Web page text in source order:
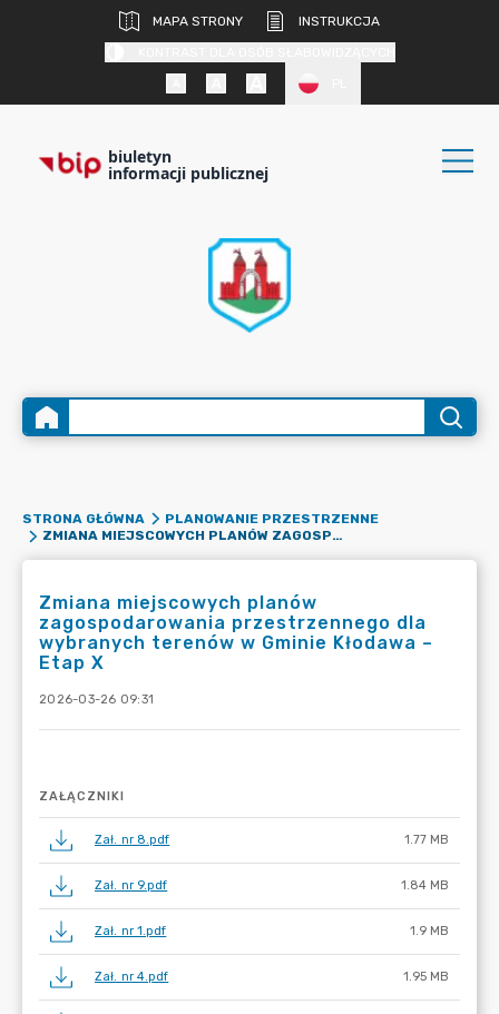
MAPA STRONY
INSTRUKCJA
biuletyn
informacji publicznej
STRONA GŁÓWNA
PLANOWANIE PRZESTRZENNE
ZMIANA MIEJSCOWYCH PLANÓW ZAGOSPODAROWANIA PRZESTRZENNEGO DLA WYBRANYCH TERENÓW W GMINIE KŁODAWA – ETAP X
Zmiana miejscowych planów
zagospodarowania przestrzennego dla
wybranych terenów w Gminie Kłodawa –
Etap X
2026-03-26 09:31
ZAŁĄCZNIKI
Zał. nr 8.pdf 1.77 MB
Zał. nr 9.pdf 1.84 MB
Zał. nr 1.pdf 1.9 MB
Zał. nr 4.pdf 1.95 MB